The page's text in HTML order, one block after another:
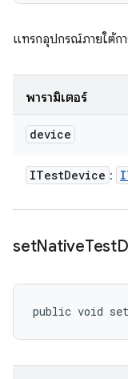
แทรกอุปกรณ์ภายใต้ก
พารามิเตอร์
device
ITestDevice :
setNativeTest
public void